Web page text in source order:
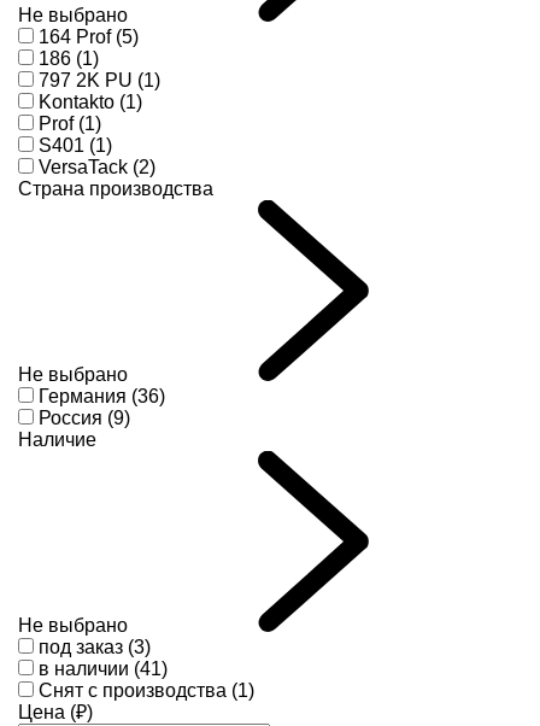
Не выбрано
164 Prof (5)
186 (1)
797 2K PU (1)
Kontakto (1)
Prof (1)
S401 (1)
VersaTack (2)
Страна производства
Не выбрано
Германия (36)
Россия (9)
Наличие
Не выбрано
под заказ (3)
в наличии (41)
Снят с производства (1)
Цена (₽)